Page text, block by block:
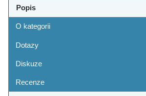
Popis
O kategorii
Dotazy
Diskuze
Recenze